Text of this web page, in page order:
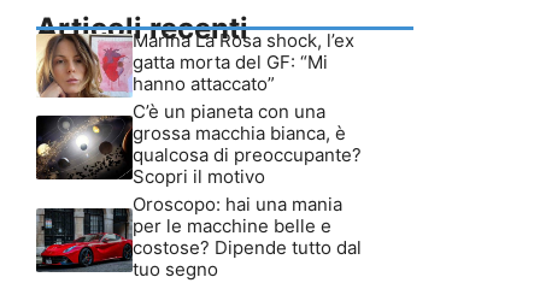
Articoli recenti
Marina La Rosa shock, l’ex
gatta morta del GF: “Mi
hanno attaccato”
C’è un pianeta con una
grossa macchia bianca, è
qualcosa di preoccupante?
Scopri il motivo
Oroscopo: hai una mania
per le macchine belle e
costose? Dipende tutto dal
tuo segno